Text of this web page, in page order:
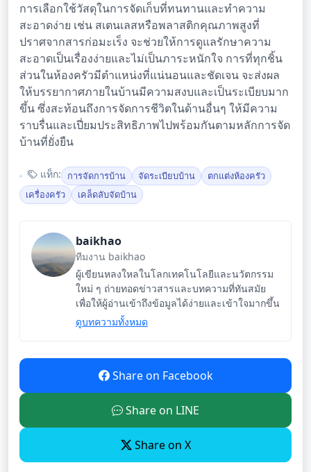
การเลือกใช้วัสดุในการจัดเก็บที่ทนทานและทำความ
สะอาดง่าย เช่น สเตนเลสหรือพลาสติกคุณภาพสูงที่
ปราศจากสารก่อมะเร็ง จะช่วยให้การดูแลรักษาความ
สะอาดเป็นเรื่องง่ายและไม่เป็นภาระหนักใจ การที่ทุกชิ้น
ส่วนในห้องครัวมีตำแหน่งที่แน่นอนและชัดเจน จะส่งผล
ให้บรรยากาศภายในบ้านมีความสงบและเป็นระเบียบมาก
ขึ้น ซึ่งสะท้อนถึงการจัดการชีวิตในด้านอื่นๆ ให้มีความ
ราบรื่นและเปี่ยมประสิทธิภาพไปพร้อมกันตามหลักการจัด
บ้านที่ยั่งยืน
แท็ก: การจัดการบ้าน จัดระเบียบบ้าน
ตกแต่งห้องครัว
เครื่องครัว
เคล็ดลับจัดบ้าน
baikhao
ทีมงาน baikhao
ผู้เขียนหลงใหลในโลกเทคโนโลยีและนวัตกรรม
ใหม่ ๆ ถ่ายทอดข่าวสารและบทความที่ทันสมัย
เพื่อให้ผู้อ่านเข้าถึงข้อมูลได้ง่ายและเข้าใจมากขึ้น
ดูบทความทั้งหมด
Share on Facebook
Share on LINE
Share on X